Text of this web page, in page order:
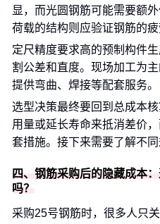
显，而光圆钢筋可能需要额
荷载的结构则应验证钢筋的疲
定尺精度要求高的预制构件
割公差和直度。现场加工为
提供弯曲、焊接等配套服务。
选型决策最终要回到总成本
用量或延长寿命来抵消差价
套措施。接下来需要了解不
四、钢筋采购后的隐藏成本
吗？
采购25号钢筋时，很多人只